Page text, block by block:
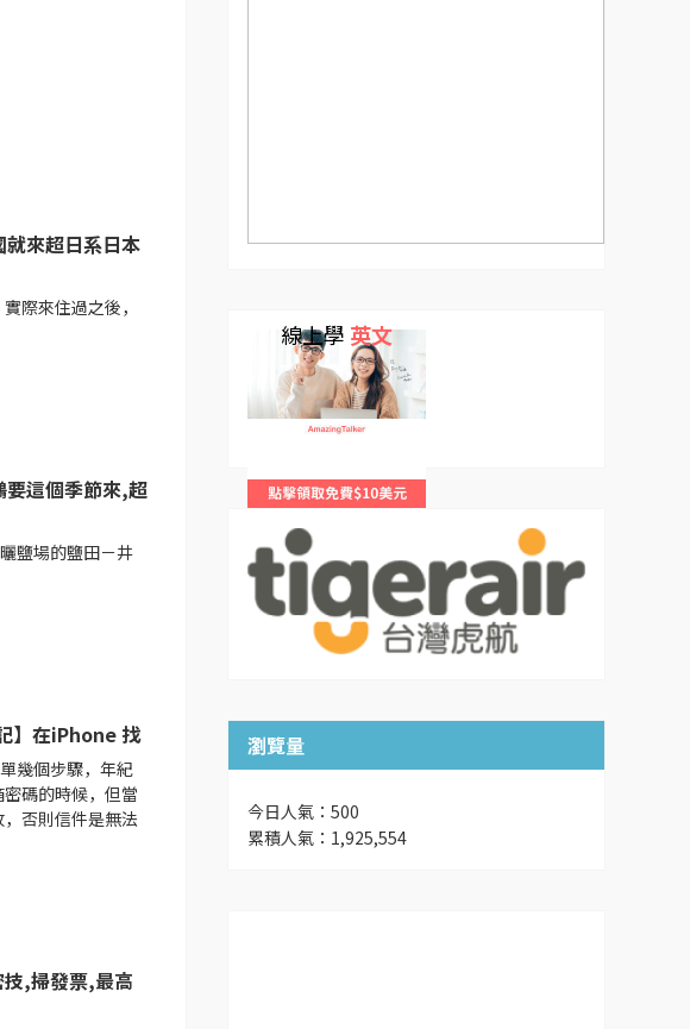
來超日系日本
際來住過之後，
要這個季節來,超
鹽場的鹽田－井
】在iPhone 找
幾個步驟，年紀
碼的時候，但當
否則信件是無法
,掃發票,最高
線上學 英文
瀏覽量
今日人氣：500
累積人氣：1,925,554